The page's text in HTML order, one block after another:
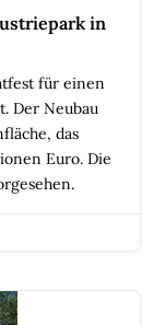
in
für einen
Der Neubau
das
Euro. Die